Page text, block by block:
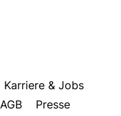
Karriere & Jobs
AGB Presse